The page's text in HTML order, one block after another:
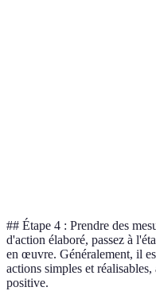
## Étape 4 : Prendre des
d'action élaboré, passez à
en œuvre. Généralement, il
actions simples et
positive.